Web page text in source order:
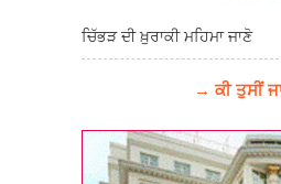
ਚਿੱਭੜ ਦੀ ਖ਼ੁਰਾਕੀ ਮਹਿਮਾ ਜਾਣੋ
→ ਕੀ ਤੁਸੀਂ